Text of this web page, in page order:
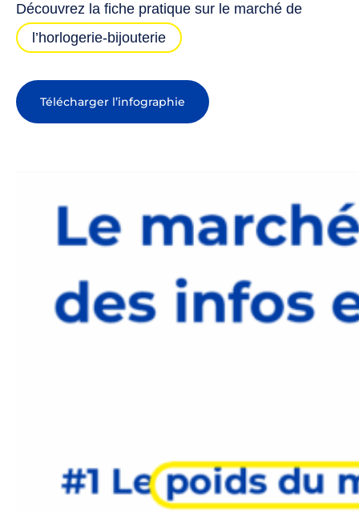
Découvrez la fiche pratique sur le marché de
l’horlogerie-bijouterie
Télécharger l’infographie